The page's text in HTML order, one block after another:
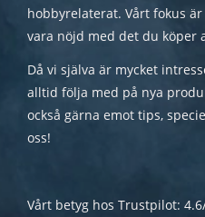
hobbyrelaterat. Vårt fokus
vara nöjd med det du köper
Då vi själva är mycket
alltid följa med på nya
också gärna emot tips,
oss!
Vårt betyg hos Trustpilot: